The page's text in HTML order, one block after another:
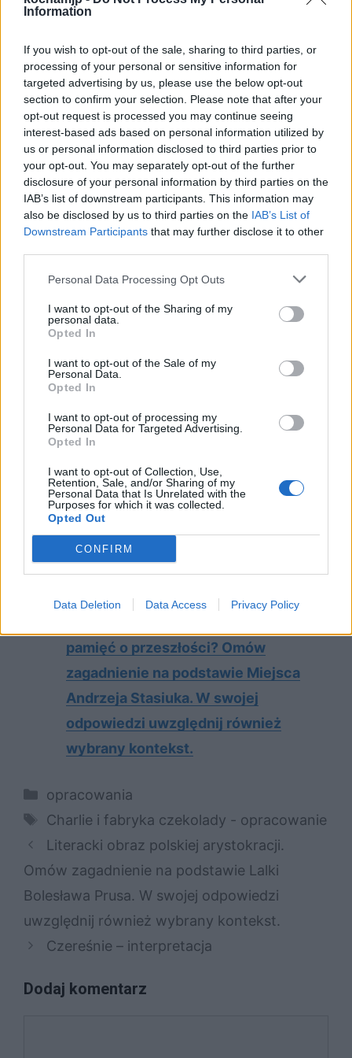
Information
If you wish to opt-out of the sale, sharing to third parties, or
processing of your personal or sensitive information for
targeted advertising by us, please use the below opt-out
section to confirm your selection. Please note that after your
opt-out request is processed you may continue seeing
interest-based ads based on personal information utilized by
us or personal information disclosed to third parties prior to
your opt-out. You may separately opt-out of the further
disclosure of your personal information by third parties on the
IAB’s list of downstream participants. This information may
also be disclosed by us to third parties on the IAB’s List of
Downstream Participants that may further disclose it to other
Personal Data Processing Opt Outs
I want to opt-out of the Sharing of my
personal data.
Opted In
I want to opt-out of the Sale of my
Personal Data.
Opted In
I want to opt-out of processing my
Personal Data for Targeted Advertising.
Opted In
I want to opt-out of Collection, Use,
Retention, Sale, and/or Sharing of my
Personal Data that Is Unrelated with the
Purposes for which it was collected.
Opted Out
CONFIRM
Data Deletion Data Access Privacy Policy
Rodzina chłopca zostaje zabrana do
fabryki.
Sprawdź także:
streszczenie
Napisz do dorosłych list, w którym
pomożesz im zrozumieć świat
młodego człowieka
Groteskowy obraz świata. Omów
zagadnienie na podstawie znanych Ci
fragmentów Ferdydurke Witolda
Gombrowicza. W swojej odpowiedzi
uwzględnij również wybrany
kontekst.
pamięć o przeszłości? Omów
zagadnienie na podstawie Miejsca
Andrzeja Stasiuka. W swojej
odpowiedzi uwzględnij również
wybrany kontekst.
Kategorie
opracowania
Tagi
Charlie i fabryka czekolady - opracowanie
Literacki obraz polskiej arystokracji.
Omów zagadnienie na podstawie Lalki
Bolesława Prusa. W swojej odpowiedzi
uwzględnij również wybrany kontekst.
Czereśnie – interpretacja
Dodaj komentarz